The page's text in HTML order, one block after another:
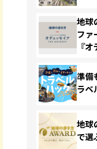
地球
ファ
『
準備
ラベ
地球
で選